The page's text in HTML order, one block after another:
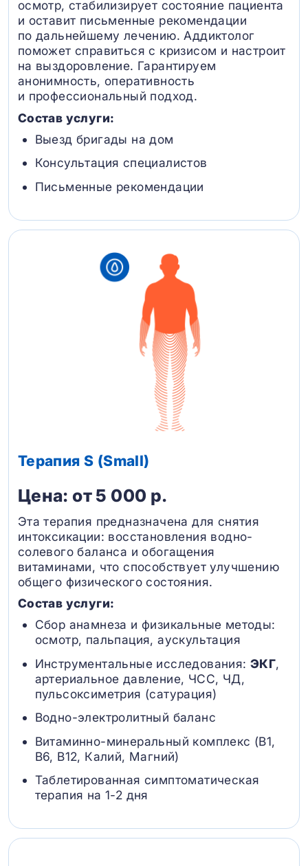
осмотр, стабилизирует состояние пациента
и оставит письменные рекомендации
по дальнейшему лечению. Аддиктолог
поможет справиться с кризисом и настроит
на выздоровление. Гарантируем
анонимность, оперативность
и профессиональный подход.
Состав услуги:
Выезд бригады на дом
Консультация специалистов
Письменные рекомендации
Терапия S (Small)
Цена: от 5 000 р.
Эта терапия предназначена для снятия
интоксикации: восстановления водно-
солевого баланса и обогащения
витаминами, что способствует улучшению
общего физического состояния.
Состав услуги:
Сбор анамнеза и физикальные методы:
осмотр, пальпация, аускультация
Инструментальные исследования: ЭКГ,
артериальное давление, ЧСС, ЧД,
пульсоксиметрия (сатурация)
Водно-электролитный баланс
Витаминно-минеральный комплекс (B1,
B6, В12, Калий, Магний)
Таблетированная симптоматическая
терапия на 1-2 дня